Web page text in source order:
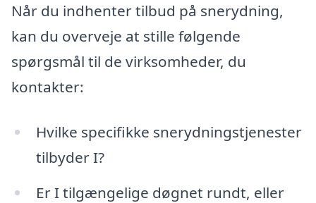
Når du indhenter tilbud på snerydning,
kan du overveje at stille følgende
spørgsmål til de virksomheder, du
kontakter:
Hvilke specifikke snerydningstjenester
tilbyder I?
Er I tilgængelige døgnet rundt, eller